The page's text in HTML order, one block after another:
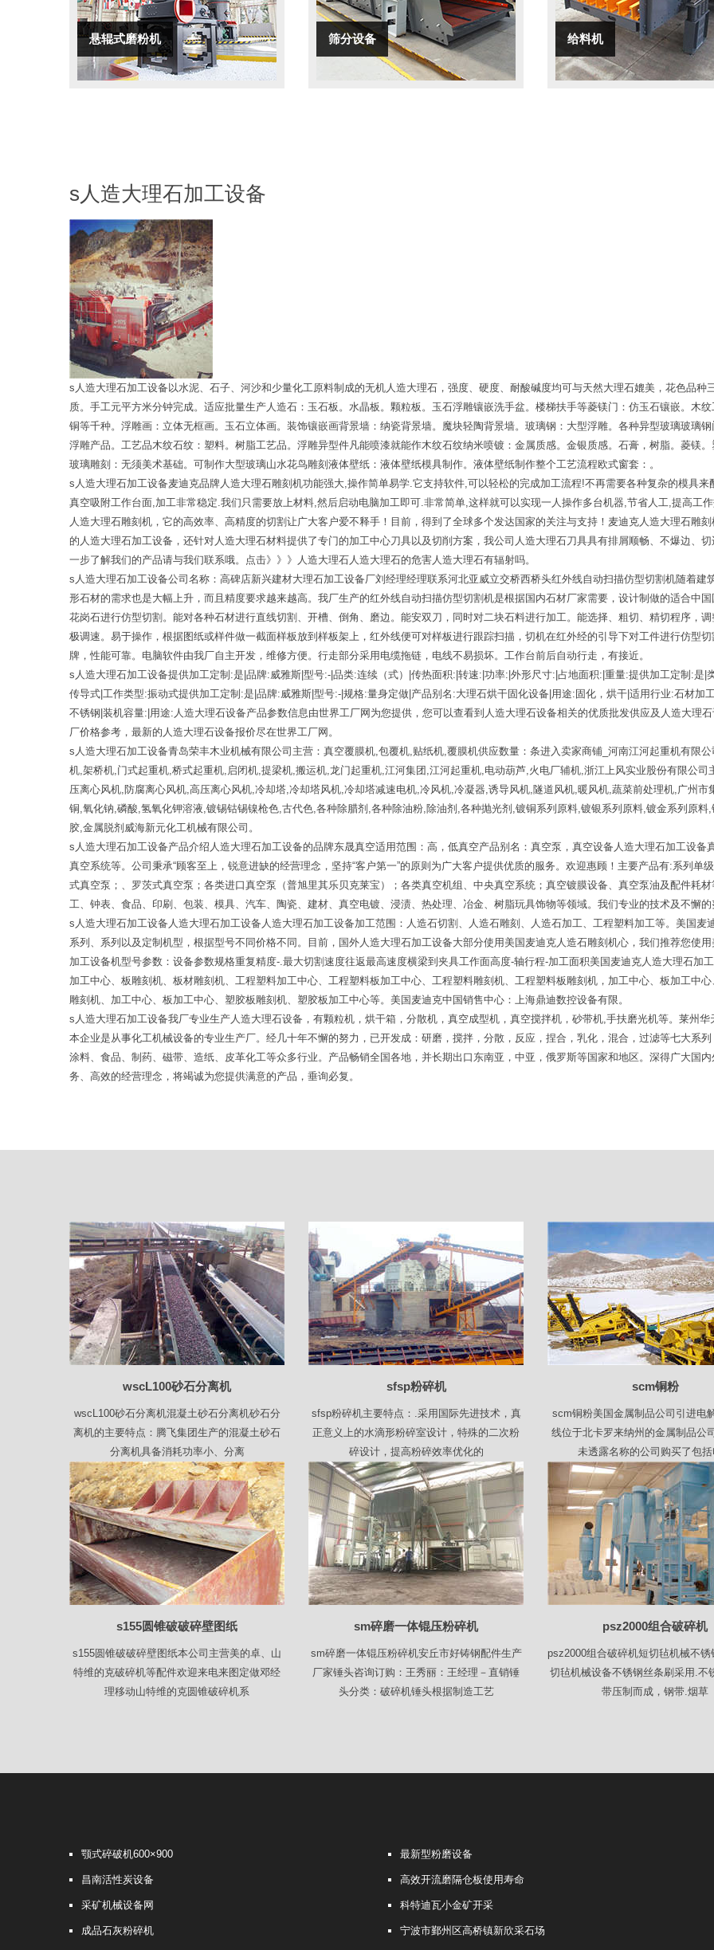
悬辊式磨粉机 筛分设备 给料机
s人造大理石加工设备
s人造大理石加工设备以水泥、石子、河沙和少量化工原料制成的无机人造大理石，强度、硬度、耐酸碱度均可与天然大理石媲美，花色品
质。手工元平方米分钟完成。适应批量生产人造石：玉石板。水晶板。颗粒板。玉石浮雕镶嵌洗手盆。楼梯扶手等菱镁门：仿玉石镶嵌。木
铜等千种。浮雕画：立体无框画。玉石立体画。装饰镶嵌画背景墙：纳瓷背景墙。魔块轻陶背景墙。玻璃钢：大型浮雕。各种异型玻璃玻璃
浮雕产品。工艺品木纹石纹：塑料。树脂工艺品。浮雕异型件凡能喷漆就能作木纹石纹纳米喷镀：金属质感。金银质感。石膏，树脂。菱镁
玻璃雕刻：无须美术基础。可制作大型玻璃山水花鸟雕刻液体壁纸：液体壁纸模具制作。液体壁纸制作整个工艺流程欧式窗套：。
s人造大理石加工设备麦迪克品牌人造大理石雕刻机功能强大,操作简单易学.它支持软件,可以轻松的完成加工流程!不再需要各种复杂的模具
真空吸附工作台面,加工非常稳定.我们只需要放上材料,然后启动电脑加工即可.非常简单,这样就可以实现一人操作多台机器,节省人工,提高工
人造大理石雕刻机，它的高效率、高精度的切割让广大客户爱不释手！目前，得到了全球多个发达国家的关注与支持！麦迪克人造大理石雕
的人造大理石加工设备，还针对人造大理石材料提供了专门的加工中心刀具以及切削方案，我公司人造大理石刀具具有排屑顺畅、不爆边、
一步了解我们的产品请与我们联系哦。点击》》》人造大理石人造大理石的危害人造大理石有辐射吗。
s人造大理石加工设备公司名称：高碑店新兴建材大理石加工设备厂刘经理经理联系河北亚威立交桥西桥头红外线自动扫描仿型切割机随着
形石材的需求也是大幅上升，而且精度要求越来越高。我厂生产的红外线自动扫描仿型切割机是根据国内石材厂家需要，设计制做的适合中
花岗石进行仿型切割。能对各种石材进行直线切割、开槽、倒角、磨边。能安双刀，同时对二块石料进行加工。能选择、粗切、精切程序，
极调速。易于操作，根据图纸或样件做一截面样板放到样板架上，红外线便可对样板进行跟踪扫描，切机在红外经的引导下对工件进行仿型
牌，性能可靠。电脑软件由我厂自主开发，维修方便。行走部分采用电缆拖链，电线不易损坏。工作台前后自动行走，有接近。
s人造大理石加工设备提供加工定制:是|品牌:威雅斯|型号:-|品类:连续（式）|传热面积:|转速:|功率:|外形尺寸:|占地面积:|重量:提供加工定制:是
传导式|工作类型:振动式提供加工定制:是|品牌:威雅斯|型号:-|规格:量身定做|产品别名:大理石烘干固化设备|用途:固化，烘干|适用行业:石材
不锈钢|装机容量:|用途:人造大理石设备产品参数信息由世界工厂网为您提供，您可以查看到人造大理石设备相关的优质批发供应及人造大理
厂价格参考，最新的人造大理石设备报价尽在世界工厂网。
s人造大理石加工设备青岛荣丰木业机械有限公司主营：真空覆膜机,包覆机,贴纸机,覆膜机供应数量：条进入卖家商铺_河南江河起重机有限
机,架桥机,门式起重机,桥式起重机,启闭机,提梁机,搬运机,龙门起重机,江河集团,江河起重机,电动葫芦,火电厂辅机,浙江上风实业股份有限公
压离心风机,防腐离心风机,高压离心风机,冷却塔,冷却塔风机,冷却塔减速电机,冷风机,冷凝器,诱导风机,隧道风机,暖风机,蔬菜前处理机,广州
铜,氧化钠,磷酸,氢氧化钾溶液,镀锡钴锡镍枪色,古代色,各种除腊剂,各种除油粉,除油剂,各种抛光剂,镀铜系列原料,镀银系列原料,镀金系列原
胶,金属脱剂威海新元化工机械有限公司。
s人造大理石加工设备产品介绍人造大理石加工设备的品牌东晟真空适用范围：高，低真空产品别名：真空泵，真空设备人造大理石加工设
真空系统等。公司秉承“顾客至上，锐意进缺的经营理念，坚持“客户第一”的原则为广大客户提供优质的服务。欢迎惠顾！主要产品有:系列
式真空泵；、罗茨式真空泵；各类进口真空泵（普旭里其乐贝克莱宝）；各类真空机组、中央真空系统；真空镀膜设备、真空泵油及配件耗
工、钟表、食品、印刷、包装、模具、汽车、陶瓷、建材、真空电镀、浸渍、热处理、冶金、树脂玩具饰物等领域。我们专业的技术及不懈
s人造大理石加工设备人造大理石加工设备人造大理石加工设备加工范围：人造石切割、人造石雕刻、人造石加工、工程塑料加工等。美国
系列、系列以及定制机型，根据型号不同价格不同。目前，国外人造大理石加工设备大部分使用美国麦迪克人造石雕刻机心，我们推荐您使
加工设备机型号参数：设备参数规格重复精度-.最大切割速度往返最高速度横梁到夹具工作面高度-轴行程-加工面积美国麦迪克人造大理石加
加工中心、板雕刻机、板材雕刻机、工程塑料加工中心、工程塑料板加工中心、工程塑料雕刻机、工程塑料板雕刻机，加工中心、板加工中
雕刻机、加工中心、板加工中心、塑胶板雕刻机、塑胶板加工中心等。美国麦迪克中国销售中心：上海鼎迪数控设备有限。
s人造大理石加工设备我厂专业生产人造大理石设备，有颗粒机，烘干箱，分散机，真空成型机，真空搅拌机，砂带机,手扶磨光机等。莱州
本企业是从事化工机械设备的专业生产厂。经几十年不懈的努力，已开发成：研磨，搅拌，分散，反应，捏合，乳化，混合，过滤等七大系
涂料、食品、制药、磁带、造纸、皮革化工等众多行业。产品畅销全国各地，并长期出口东南亚，中亚，俄罗斯等国家和地区。深得广大国
务、高效的经营理念，将竭诚为您提供满意的产品，垂询必复。
wscL100砂石分离机
wscL100砂石分离机混凝土砂石分离机砂石分
离机的主要特点：腾飞集团生产的混凝土砂石
分离机具备消耗功率小、分离
sfsp粉碎机
sfsp粉碎机主要特点：.采用国际先进技术，真
正意义上的水滴形粉碎室设计，特殊的二次粉
碎设计，提高粉碎效率优化的
scm铜粉
scm铜粉美国金属制品公司引进电
线位于北卡罗来纳州的金属制品公
未透露名称的公司购买了包
s155圆锥破破碎壁图纸
s155圆锥破破碎壁图纸本公司主营美的卓、山
特维的克破碎机等配件欢迎来电来图定做邓经
理移动山特维的克圆锥破碎机系
sm碎磨一体锟压粉碎机
sm碎磨一体锟压粉碎机安丘市好铸钢配件生产
厂家锤头咨询订购：王秀丽：王经理－直销锤
头分类：破碎机锤头根据制造工艺
psz2000组合破碎机
psz2000组合破碎机短切毡机械不锈
切毡机械设备不锈钢丝条刷采用.不
带压制而成，钢带.烟草
颚式碎破机600×900
昌南活性炭设备
采矿机械设备网
成品石灰粉碎机
最新型粉磨设备
高效开流磨隔仓板使用寿命
科特迪瓦小金矿开采
宁波市鄞州区高桥镇新欣采石场